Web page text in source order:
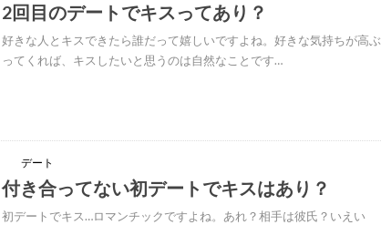
2回目のデートでキスってあり？
好きな人とキスできたら誰だって嬉しいですよね。好きな気持ちが高ぶ
ってくれば、キスしたいと思うのは自然なことです…
デート
付き合ってない初デートでキスはあり？
初デートでキス…ロマンチックですよね。あれ？相手は彼氏？いえい